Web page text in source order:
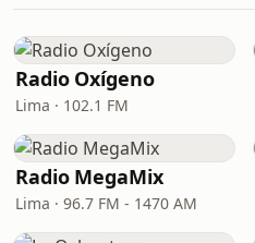
Radio Oxígeno
Lima · 102.1 FM
Radio MegaMix
Lima · 96.7 FM - 1470 AM